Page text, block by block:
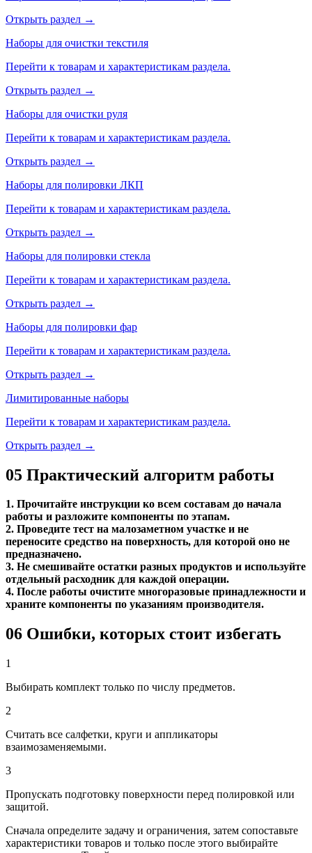
Открыть раздел →
Наборы для очистки текстиля
Перейти к товарам и характеристикам раздела.
Открыть раздел →
Наборы для очистки руля
Перейти к товарам и характеристикам раздела.
Открыть раздел →
Наборы для полировки ЛКП
Перейти к товарам и характеристикам раздела.
Открыть раздел →
Наборы для полировки стекла
Перейти к товарам и характеристикам раздела.
Открыть раздел →
Наборы для полировки фар
Перейти к товарам и характеристикам раздела.
Открыть раздел →
Лимитированные наборы
Перейти к товарам и характеристикам раздела.
Открыть раздел →
05 Практический алгоритм работы
1. Прочитайте инструкции ко всем составам до начала
работы и разложите компоненты по этапам.
2. Проведите тест на малозаметном участке и не
переносите средство на поверхность, для которой оно не
предназначено.
3. Не смешивайте остатки разных продуктов и используйте
отдельный расходник для каждой операции.
4. После работы очистите многоразовые принадлежности и
храните компоненты по указаниям производителя.
06 Ошибки, которых стоит избегать
1
Выбирать комплект только по числу предметов.
2
Считать все салфетки, круги и аппликаторы
взаимозаменяемыми.
3
Пропускать подготовку поверхности перед полировкой или
защитой.
Сначала определите задачу и ограничения, затем сопоставьте
характеристики товаров и только после этого выбирайте